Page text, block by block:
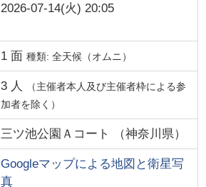
2026-07-14(火) 20:05
1面 種類: 全天候（オムニ）
3 人
（主催者本人及び主催者枠による参
加者を除く）
三ツ池公園Ａコート （神奈川県）
Googleマップによる地図と衛星写
真